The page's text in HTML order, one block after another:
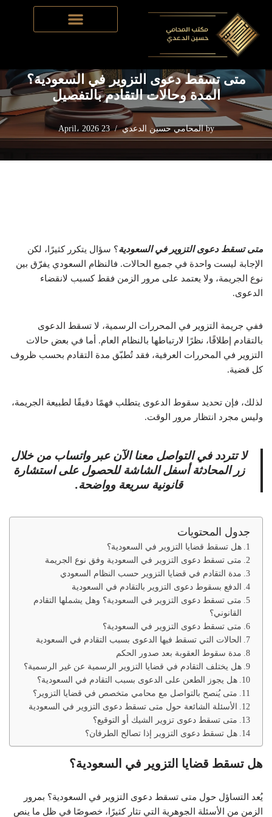
Skip
Home
-قضايا التزوير- متى تسقط دعوى التزوير في السعودية؟
المدة وحالات التقادم بالتفصيل
متى تسقط دعوى التزوير في السعودية؟
المدة وحالات التقادم بالتفصيل
by المحامي حسين الدعدي 23 April، 2026
متى تسقط دعوى التزوير في السعودية؟ سؤال يتكرر كثيرًا، لكن
الإجابة ليست واحدة في جميع الحالات. فالنظام السعودي يفرّق بين
نوع الجريمة، ولا يعتمد على مرور الزمن فقط كسبب لانقضاء
الدعوى.
ففي جريمة التزوير في المحررات الرسمية، لا تسقط الدعوى
بالتقادم إطلاقًا، نظرًا لارتباطها بالنظام العام. أما في بعض حالات
التزوير في المحررات العرفية، فقد تُطبّق مدة التقادم بحسب ظروف
كل قضية.
لذلك، فإن تحديد سقوط الدعوى يتطلب فهمًا دقيقًا لطبيعة الجريمة،
وليس مجرد انتظار مرور الوقت.
لا تتردد في التواصل معنا الآن عبر واتساب من خلال
زر المحادثة أسفل الشاشة للحصول على استشارة
قانونية سريعة وواضحة.
جدول المحتويات
هل تسقط قضايا التزوير في السعودية؟
متى تسقط دعوى التزوير في السعودية وفق نوع الجريمة
مدة التقادم في قضايا التزوير حسب النظام السعودي
الدفع بسقوط دعوى التزوير بالتقادم في السعودية
متى تسقط دعوى التزوير في السعودية؟ وهل يشملها التقادم
القانوني؟
متى تسقط دعوى التزوير في السعودية؟
الحالات التي تسقط فيها الدعوى بسبب التقادم في السعودية
مدة سقوط العقوبة بعد صدور الحكم
هل يختلف التقادم في قضايا التزوير الرسمية عن غير الرسمية؟
هل يجوز الطعن على الدعوى بسبب التقادم في السعودية؟
متى يُنصح بالتواصل مع محامي متخصص في قضايا التزوير؟
الأسئلة الشائعة حول متى تسقط دعوى التزوير في السعودية
متى تسقط دعوى تزوير الشيك أو التوقيع؟
هل تسقط دعوى التزوير إذا تصالح الطرفان؟
هل تسقط قضايا التزوير في السعودية؟
يُعد التساؤل حول متى تسقط دعوى التزوير في السعودية؟ بمرور
الزمن من الأسئلة الجوهرية التي تثار كثيرًا، خصوصًا في ظل ما ينص